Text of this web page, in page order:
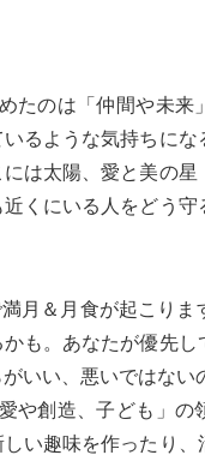
たのは「仲間や未来
るような気持ちにな
は太陽、愛と美の星
くにいる人をどう守
月＆月食が起こりま
も。あなたが優先し
いい、悪いではない
や創造、子ども」の
い趣味を作ったり、